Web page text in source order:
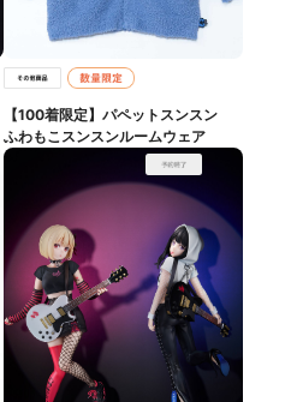
【100着限定】パペットスンスン
ふわもこスンスンルームウェア